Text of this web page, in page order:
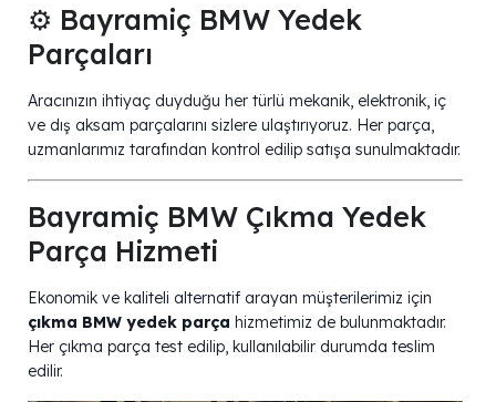
⚙️ Bayramiç BMW Yedek
Parçaları
Aracınızın ihtiyaç duyduğu her türlü mekanik, elektronik, iç
ve dış aksam parçalarını sizlere ulaştırıyoruz. Her parça,
uzmanlarımız tarafından kontrol edilip satışa sunulmaktadır.
Bayramiç BMW Çıkma Yedek
Parça Hizmeti
Ekonomik ve kaliteli alternatif arayan müşterilerimiz için
çıkma BMW yedek parça hizmetimiz de bulunmaktadır.
Her çıkma parça test edilip, kullanılabilir durumda teslim
edilir.